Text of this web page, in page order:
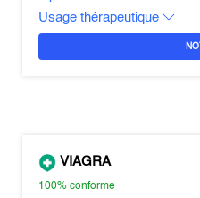
Usage thérapeutique
VIAGRA
100%conforme